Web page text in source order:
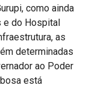
como ainda
e do Hospital
as
determinadas
ao Poder
está